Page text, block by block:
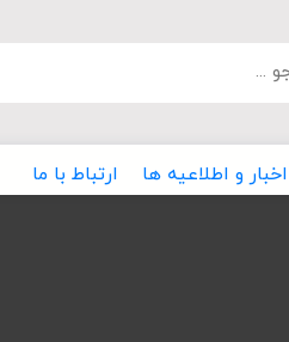
اخبار و اطلاعیه ها ارتباط با ما